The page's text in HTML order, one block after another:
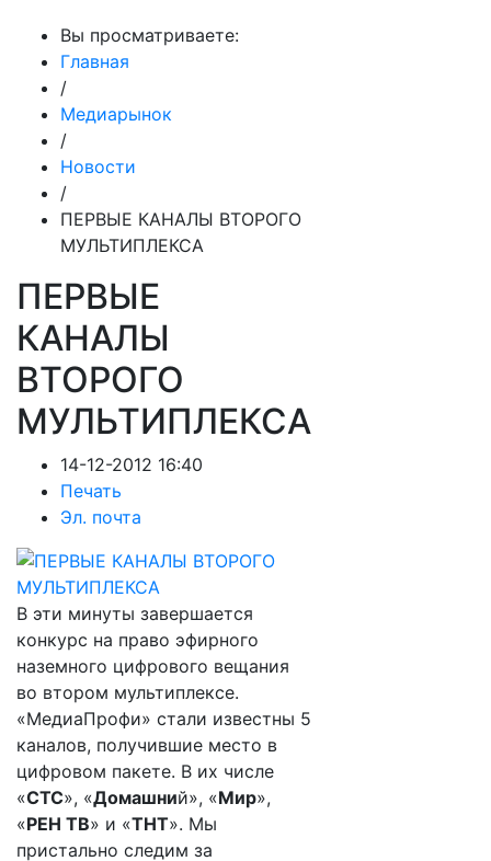
Вы просматриваете:
Главная
/
Медиарынок
/
Новости
/
ПЕРВЫЕ КАНАЛЫ ВТОРОГО
МУЛЬТИПЛЕКСА
ПЕРВЫЕ
КАНАЛЫ
ВТОРОГО
МУЛЬТИПЛЕКСА
14-12-2012 16:40
Печать
Эл. почта
В эти минуты завершается
конкурс на право эфирного
наземного цифрового вещания
во втором мультиплексе.
«МедиаПрофи» стали известны 5
каналов, получившие место в
цифровом пакете. В их числе
«СТС», «Домашний», «Мир»,
«РЕН ТВ» и «ТНТ». Мы
пристально следим за